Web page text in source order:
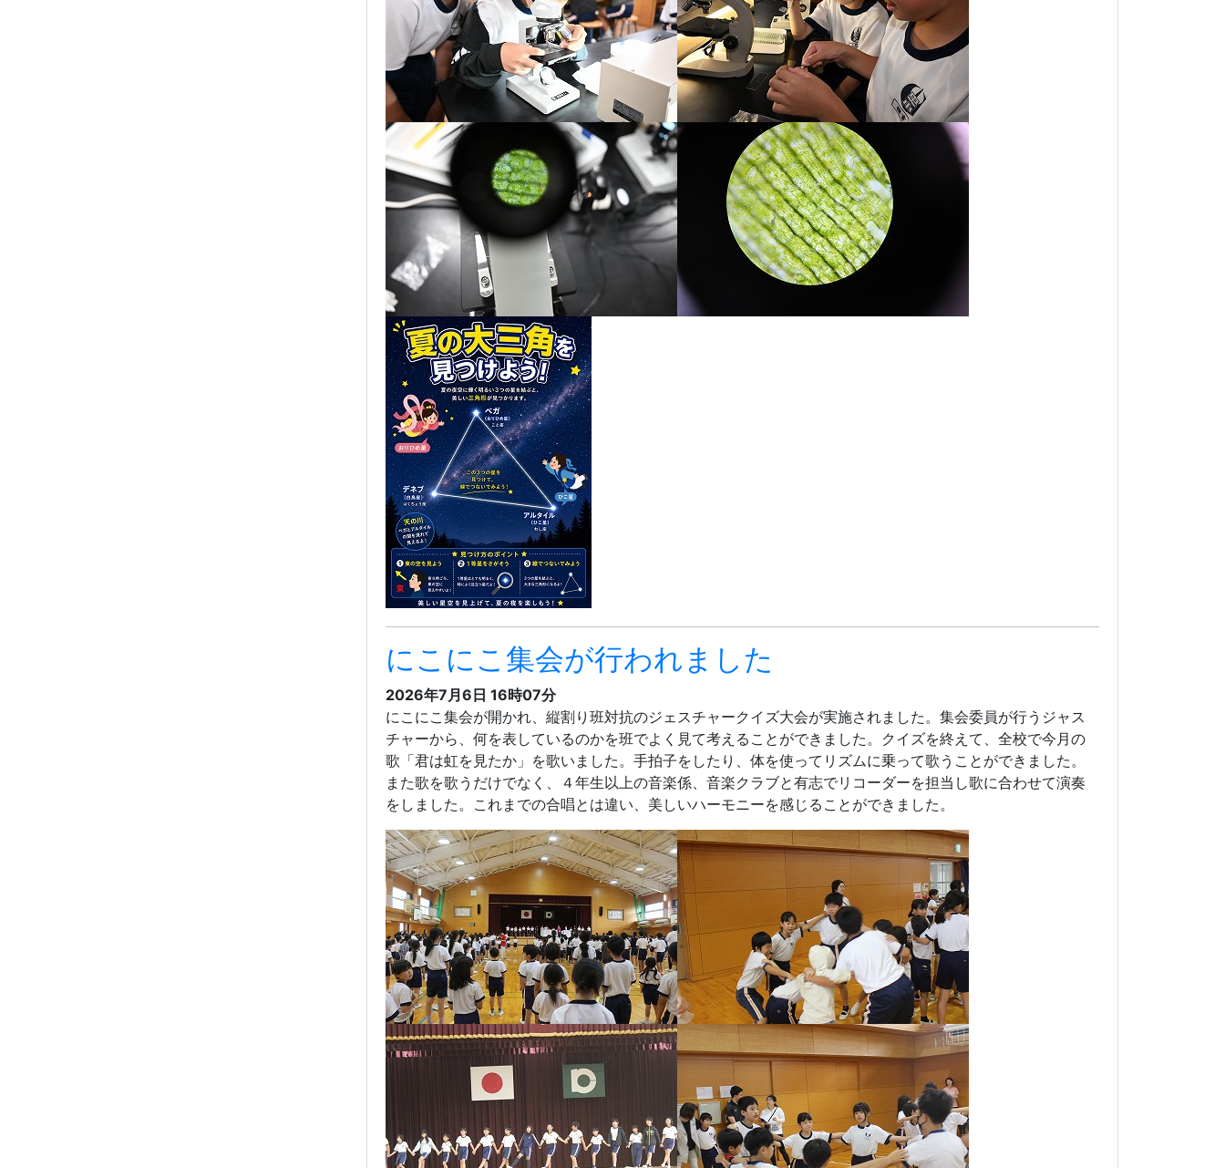
にこにこ集会が行われました
2026年7月6日 16時07分
にこにこ集会が開かれ、縦割り班対抗のジェスチャークイズ大会が実施されました。集会委員が行うジャス
チャーから、何を表しているのかを班でよく見て考えることができました。クイズを終えて、全校で今月の
歌「君は虹を見たか」を歌いました。手拍子をしたり、体を使ってリズムに乗って歌うことができました。
また歌を歌うだけでなく、４年生以上の音楽係、音楽クラブと有志でリコーダーを担当し歌に合わせて演奏
をしました。これまでの合唱とは違い、美しいハーモニーを感じることができました。